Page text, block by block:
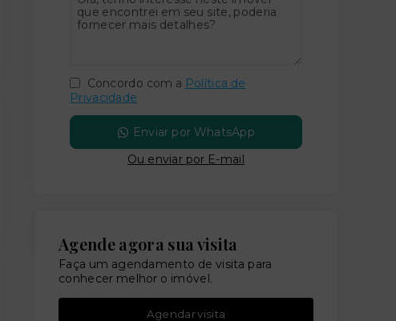
Concordo com a Política de
Privacidade
Enviar por WhatsApp
Ou enviar por E-mail
Agende agora sua visita
Faça um agendamento de visita para
conhecer melhor o imóvel.
Agendar visita